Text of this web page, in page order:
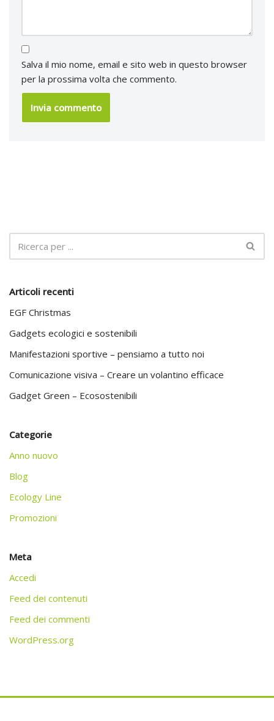
Salva il mio nome, email e sito web in questo browser
per la prossima volta che commento.
Articoli recenti
EGF Christmas
Gadgets ecologici e sostenibili
Manifestazioni sportive – pensiamo a tutto noi
Comunicazione visiva – Creare un volantino efficace
Gadget Green – Ecosostenibili
Categorie
Anno nuovo
Blog
Ecology Line
Promozioni
Meta
Accedi
Feed dei contenuti
Feed dei commenti
WordPress.org